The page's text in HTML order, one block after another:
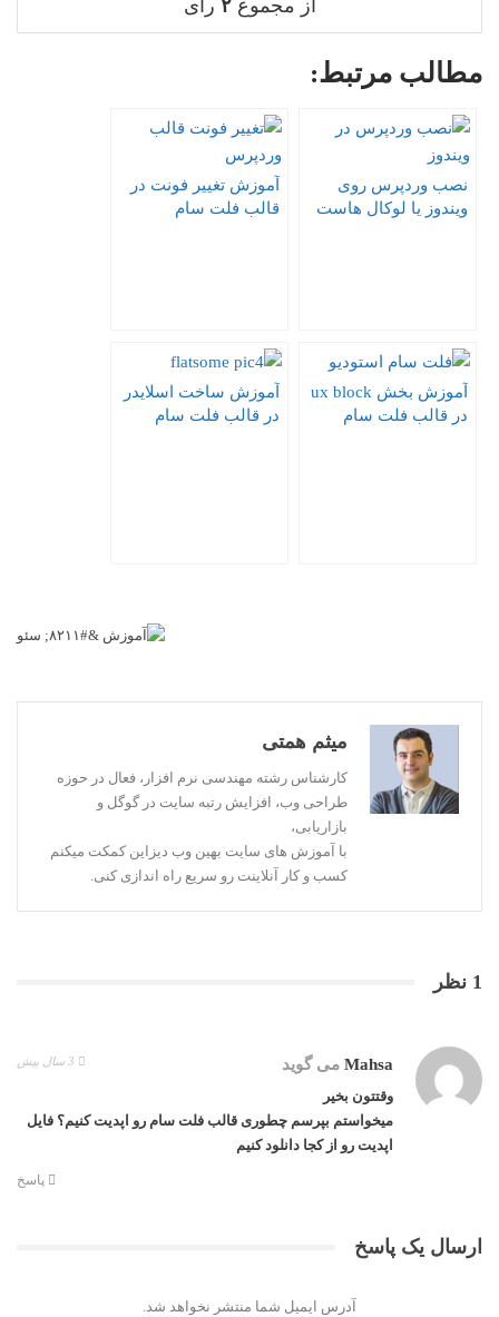
از مجموع۲ رای
مطالب مرتبط:
نصب وردپرس روی
ویندوز یا لوکال هاست
آموزش تغییر فونت در
قالب فلت سام
آموزش بخش ux block
در قالب فلت سام
آموزش ساخت اسلایدر
در قالب فلت سام
میثم همتی
کارشناس رشته مهندسی نرم افزار، فعال در حوزه
طراحی وب، افزایش رتبه سایت در گوگل و
بازاریابی،
با آموزش های سایت بهین وب دیزاین کمکت میکنم
کسب و کار آنلاینت رو سریع راه اندازی کنی.
1 نظر
Mahsa می گوید
وقتتون بخیر
میخواستم بپرسم چطوری قالب فلت سام رو اپدیت کنیم؟ فایل
اپدیت رو از کجا دانلود کنیم
پاسخ
ارسال یک پاسخ
آدرس ایمیل شما منتشر نخواهد شد.